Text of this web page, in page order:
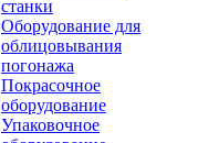
станки
Оборудование для
облицовывания
погонажа
Покрасочное
оборудование
Упаковочное